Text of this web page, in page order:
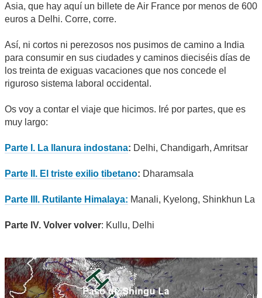
Asia, que hay aquí un billete de Air France por menos de 600
euros a Delhi. Corre, corre.
Así, ni cortos ni perezosos nos pusimos de camino a India
para consumir en sus ciudades y caminos dieciséis días de
los treinta de exiguas vacaciones que nos concede el
riguroso sistema laboral occidental.
Os voy a contar el viaje que hicimos. Iré por partes, que es
muy largo:
Parte I. La llanura indostana: Delhi, Chandigarh, Amritsar
Parte II. El triste exilio tibetano: Dharamsala
Parte III. Rutilante Himalaya: Manali, Kyelong, Shinkhun La
Parte IV. Volver volver: Kullu, Delhi